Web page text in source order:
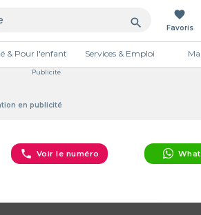
search
favorite
Favoris
& Pour l'enfant Services & Emploi
Publicité
en publicité
phone Voir le numéro